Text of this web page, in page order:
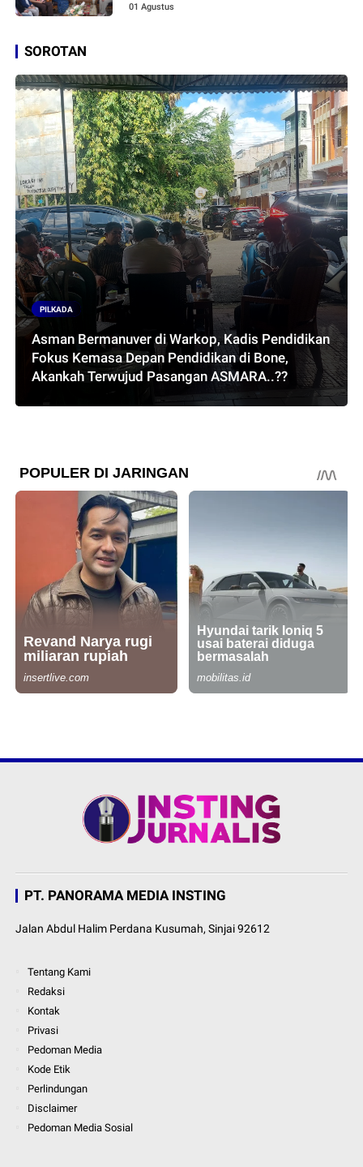
01 Agustus
SOROTAN
PILKADA
Asman Bermanuver di Warkop, Kadis Pendidikan
Fokus Kemasa Depan Pendidikan di Bone,
Akankah Terwujud Pasangan ASMARA..??
PT. PANORAMA MEDIA INSTING
Jalan Abdul Halim Perdana Kusumah, Sinjai 92612
Tentang Kami
Redaksi
Kontak
Privasi
Pedoman Media
Kode Etik
Perlindungan
Disclaimer
Pedoman Media Sosial